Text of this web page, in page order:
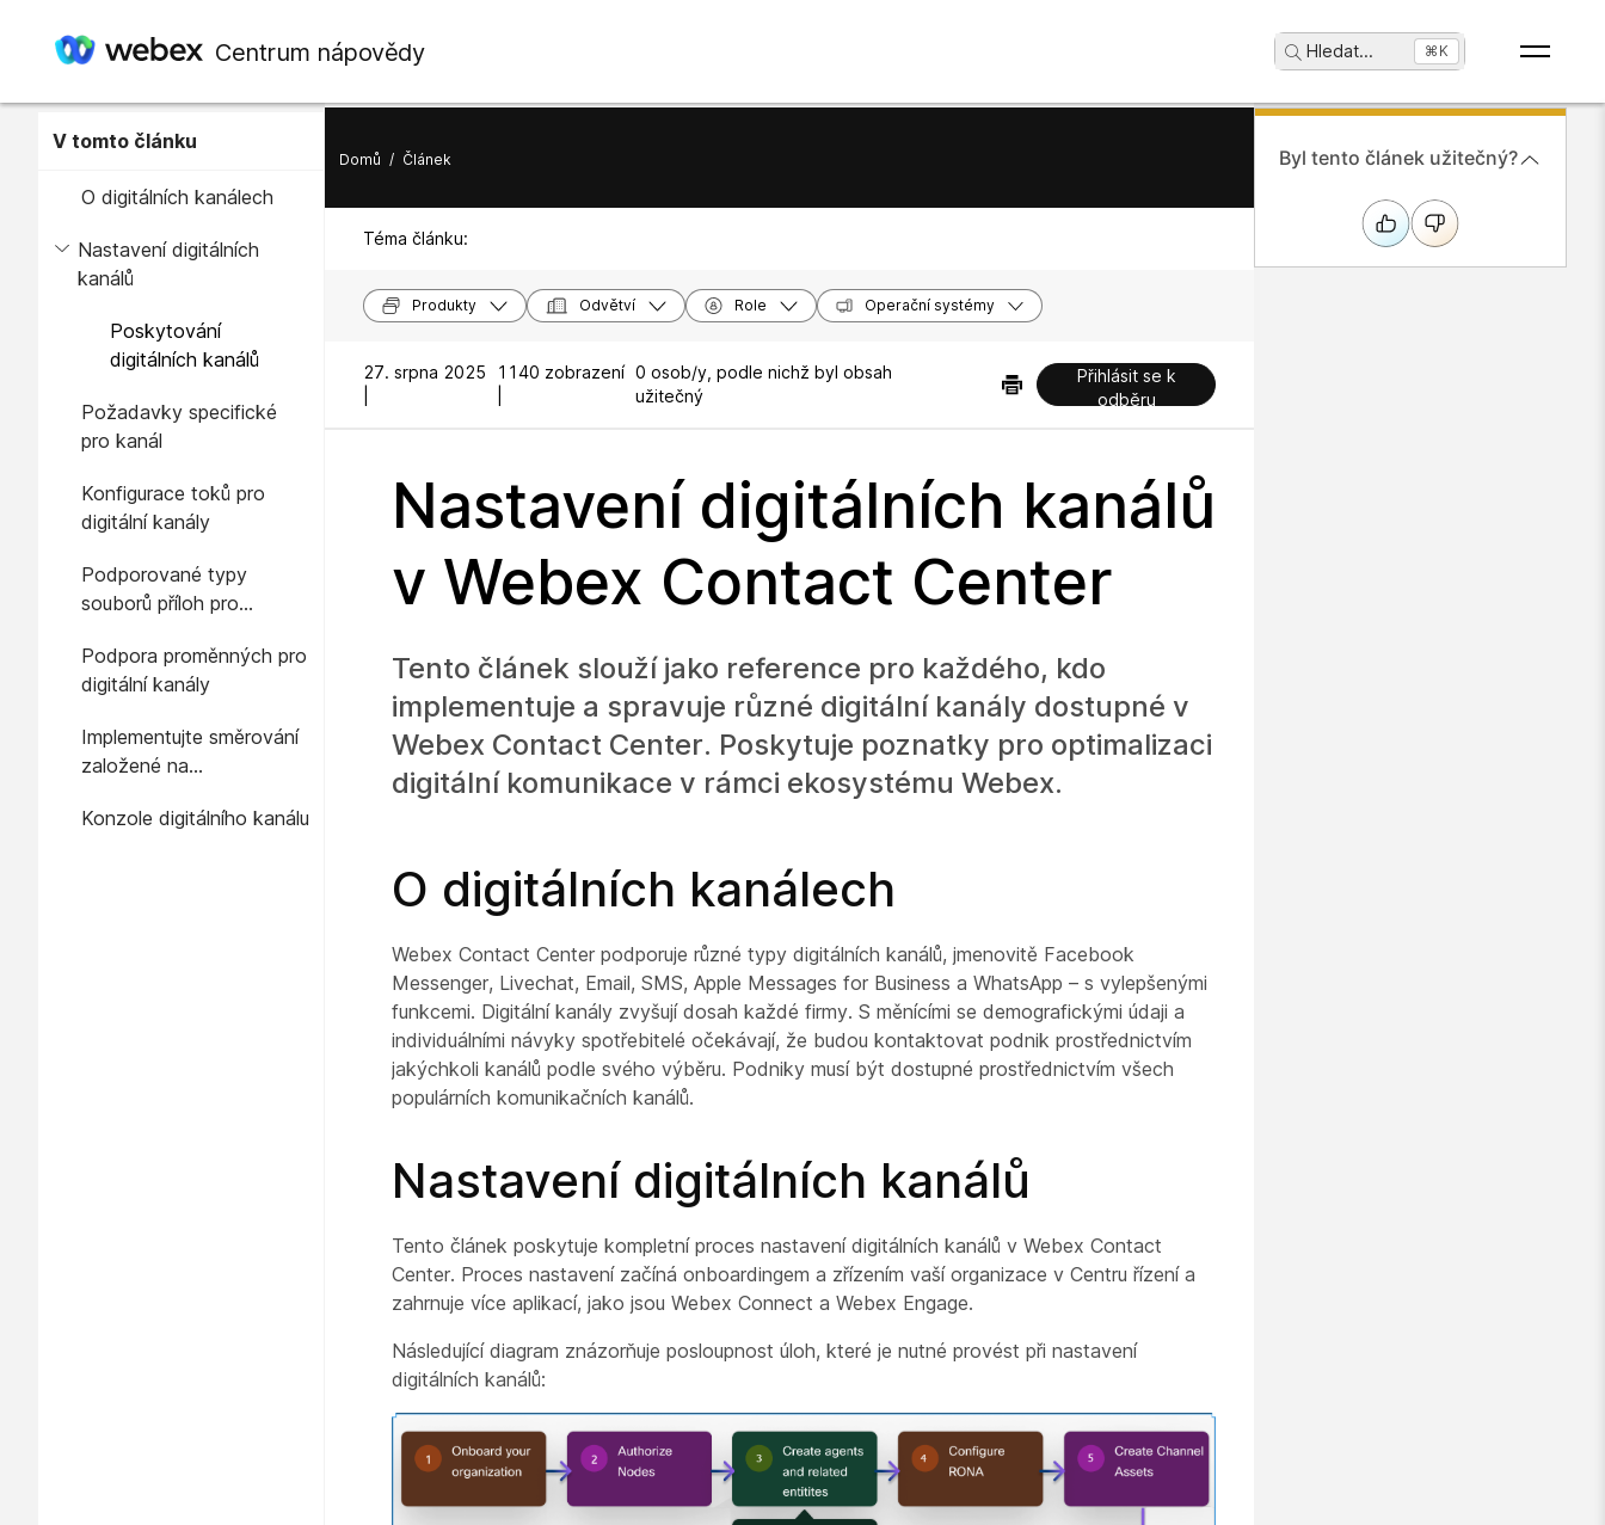
Centrum nápovědy Hledat... ⌘K
V tomto článku
O digitálních kanálech
Nastavení digitálních
kanálů
Poskytování
digitálních kanálů
Požadavky specifické
pro kanál
Konfigurace toků pro
digitální kanály
Podporované typy
souborů příloh pro
Podpora proměnných pro
digitální kanály
Implementujte směrování
založené na
kontaktů pro digitální
Konzole digitálního kanálu
Domů / Článek
Téma článku:
Produkty Odvětví Role Operační systémy
27. srpna 2025
1140 zobrazení 0 osob/y, podle nichž byl obsah
užitečný
Přihlásit se k
odběru
Nastavení digitálních kanálů
v Webex Contact Center
Tento článek slouží jako reference pro každého, kdo
implementuje a spravuje různé digitální kanály dostupné v
Webex Contact Center. Poskytuje poznatky pro optimalizaci
digitální komunikace v rámci ekosystému Webex.
O digitálních kanálech
Webex Contact Center podporuje různé typy digitálních kanálů, jmenovitě Facebook
Messenger, Livechat, Email, SMS, Apple Messages for Business a WhatsApp – s vylepšenými
funkcemi. Digitální kanály zvyšují dosah každé firmy. S měnícími se demografickými údaji a
individuálními návyky spotřebitelé očekávají, že budou kontaktovat podnik prostřednictvím
jakýchkoli kanálů podle svého výběru. Podniky musí být dostupné prostřednictvím všech
populárních komunikačních kanálů.
Nastavení digitálních kanálů
Tento článek poskytuje kompletní proces nastavení digitálních kanálů v Webex Contact
Center. Proces nastavení začíná onboardingem a zřízením vaší organizace v Centru řízení a
zahrnuje více aplikací, jako jsou Webex Connect a Webex Engage.
Následující diagram znázorňuje posloupnost úloh, které je nutné provést při nastavení
digitálních kanálů:
Byl tento článek užitečný?